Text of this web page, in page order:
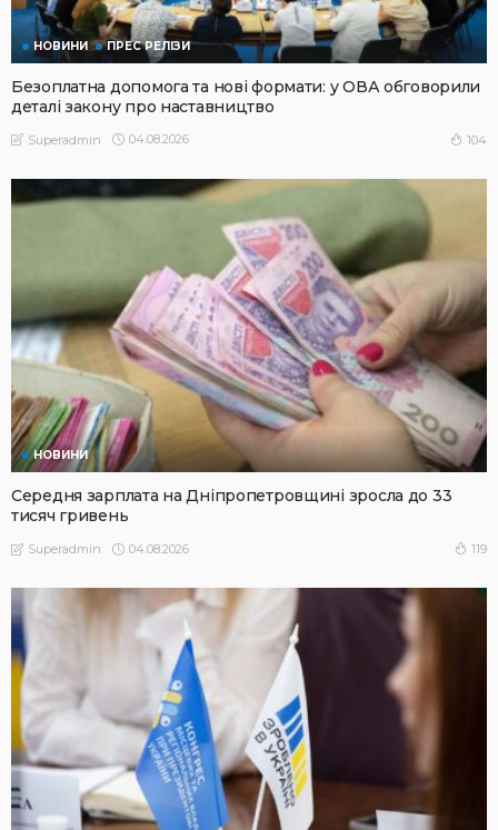
НОВИНИ ПРЕС РЕЛІЗИ
Безоплатна допомога та нові формати: у ОВА обговорили
деталі закону про наставництво
Superadmin 04.08.2026 104
НОВИНИ
Середня зарплата на Дніпропетровщині зросла до 33
тисяч гривень
Superadmin 04.08.2026 119